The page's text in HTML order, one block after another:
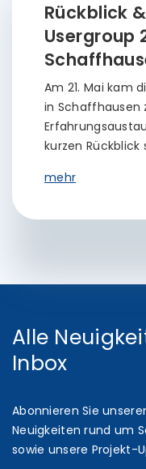
Rückblick
Usergroup
Am 21. Mai kam
in Schaffhausen
kurzen
mehr
Alle
Inbox
Abonnieren Sie
Neuigkeiten rund um
sowie unsere Projekt-